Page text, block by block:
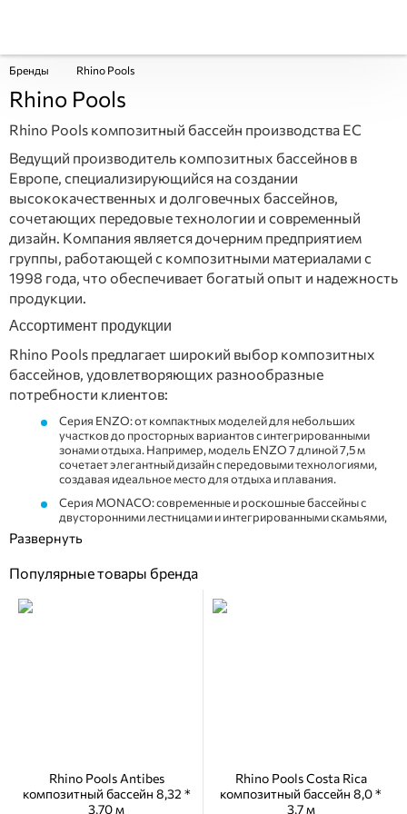
Бренды Rhino Pools
Rhino Pools
Rhino Pools композитный бассейн производства ЕС
Ведущий производитель композитных бассейнов в
Европе, специализирующийся на создании
высококачественных и долговечных бассейнов,
сочетающих передовые технологии и современный
дизайн. Компания является дочерним предприятием
группы, работающей с композитными материалами с
1998 года, что обеспечивает богатый опыт и надежность
продукции.
Ассортимент продукции
Rhino Pools предлагает широкий выбор композитных
бассейнов, удовлетворяющих разнообразные
потребности клиентов:
Серия ENZO: от компактных моделей для небольших
участков до просторных вариантов с интегрированными
зонами отдыха. Например, модель ENZO 7 длиной 7,5 м
сочетает элегантный дизайн с передовыми технологиями,
создавая идеальное место для отдыха и плавания.
Серия MONACO: современные и роскошные бассейны с
двусторонними лестницами и интегрированными скамьями,
использовании. Модель MONACO 750 длиной 7,5 м
Серия RIO: идеальна для небольших садов и террас,
предлагая компактные размеры без компромиссов в
функциональности. Модель RIO длиной 4,74 м подходит для
обеспечивает долговечность и герметичность.
Структура стен бассейна включает:
Популярные товары бренда
Rhino Pools Antibes
композитный бассейн 8,32 *
3,70 м
Rhino Pools Costa Rica
композитный бассейн 8,0 *
3,7 м